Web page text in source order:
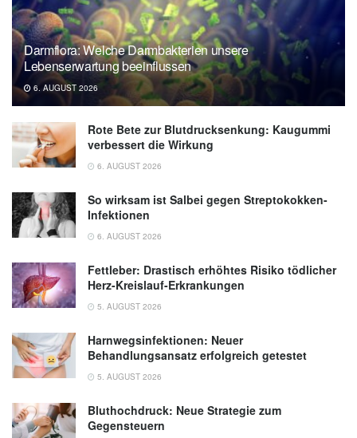
Michael Wibral, Viola Priesemann: The
challenges of containing SARS-CoV-2 via
test-trace-and-isolate; in: arXiv,
(veröffentlicht: 12.09.2020),arXiv
Darmflora: Welche Darmbakterien unsere
Lebenserwartung beeinflussen
6. AUGUST 2026
Rote Bete zur Blutdrucksenkung: Kaugummi
verbessert die Wirkung
6. AUGUST 2026
So wirksam ist Salbei gegen Streptokokken-
Infektionen
6. AUGUST 2026
Fettleber: Drastisch erhöhtes Risiko tödlicher
Herz-Kreislauf-Erkrankungen
5. AUGUST 2026
Harnwegsinfektionen: Neuer
Behandlungsansatz erfolgreich getestet
5. AUGUST 2026
Bluthochdruck: Neue Strategie zum
Gegensteuern